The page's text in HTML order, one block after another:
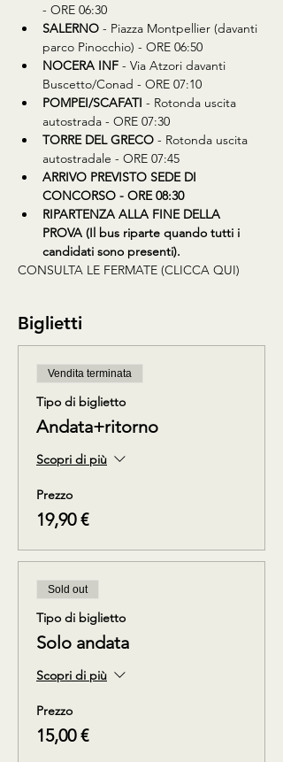
- ORE 06:30
SALERNO - Piazza Montpellier (davanti
parco Pinocchio) - ORE 06:50
NOCERA INF - Via Atzori davanti
Buscetto/Conad - ORE 07:10
POMPEI/SCAFATI - Rotonda uscita
autostrada - ORE 07:30
TORRE DEL GRECO - Rotonda uscita
autostradale - ORE 07:45
ARRIVO PREVISTO SEDE DI
CONCORSO - ORE 08:30
RIPARTENZA ALLA FINE DELLA
PROVA (Il bus riparte quando tutti i
candidati sono presenti).
CONSULTA LE FERMATE (CLICCA QUI)
Biglietti
Vendita terminata
Tipo di biglietto
Andata+ritorno
Scopri di più
Prezzo
19,90 €
Sold out
Tipo di biglietto
Solo andata
Scopri di più
Prezzo
15,00 €